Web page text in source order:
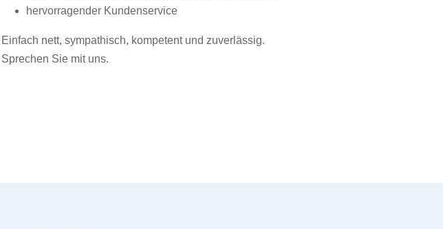
hervorragender Kundenservice
Einfach nett, sympathisch, kompetent und zuverlässig.
Sprechen Sie mit uns.